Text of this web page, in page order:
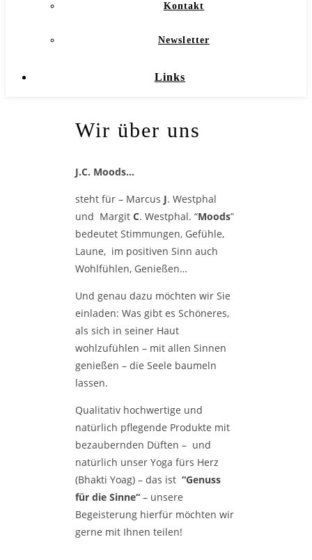
Kontakt
Newsletter
Links
Wir über uns
J.C. Moods…
steht für – Marcus J. Westphal
und Margit C. Westphal. “Moods”
bedeutet Stimmungen, Gefühle,
Laune, im positiven Sinn auch
Wohlfühlen, Genießen…
Und genau dazu möchten wir Sie
einladen: Was gibt es Schöneres,
als sich in seiner Haut
wohlzufühlen – mit allen Sinnen
genießen – die Seele baumeln
lassen.
Qualitativ hochwertige und
natürlich pflegende Produkte mit
bezaubernden Düften – und
natürlich unser Yoga fürs Herz
(Bhakti Yoag) – das ist “Genuss
für die Sinne“ – unsere
Begeisterung hierfür möchten wir
gerne mit Ihnen teilen!